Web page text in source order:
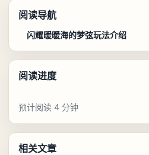
阅读导航
闪耀暖暖海的梦弦玩法介绍
阅读进度
预计阅读 4 分钟
相关文章